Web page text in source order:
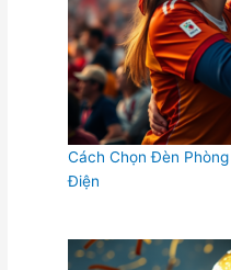
Cách Chọn Đèn
Điện